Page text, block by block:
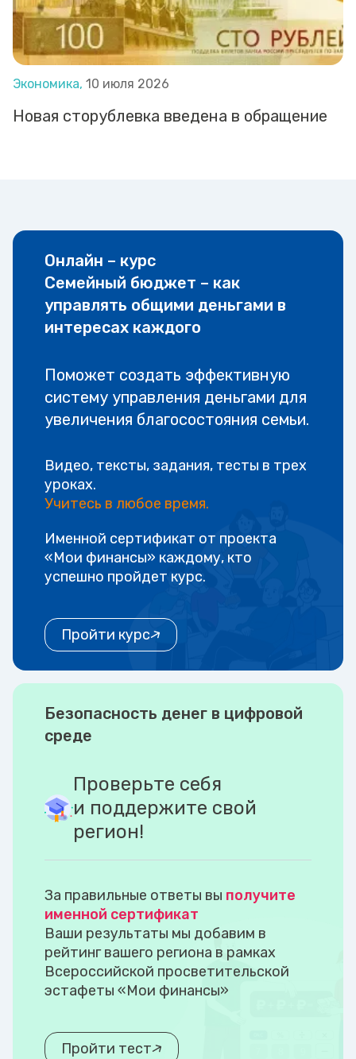
Экономика, 10 июля 2026
Новая сторублевка введена в обращение
Онлайн – курс
Семейный бюджет – как
управлять общими деньгами в
интересах каждого
Поможет создать эффективную
систему управления деньгами для
увеличения благосостояния семьи.
Видео, тексты, задания, тесты в трех
уроках.
Учитесь в любое время.
Именной сертификат от проекта
«Мои финансы» каждому, кто
успешно пройдет курс.
Пройти курс
Безопасность денег в цифровой
среде
Проверьте себя
и поддержите свой
регион!
За правильные ответы вы получите
именной сертификат
Ваши результаты мы добавим в
рейтинг вашего региона в рамках
Всероссийской просветительской
эстафеты «Мои финансы»
Пройти тест